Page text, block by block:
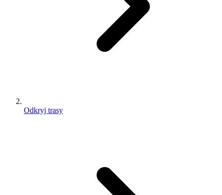
Odkryj trasy